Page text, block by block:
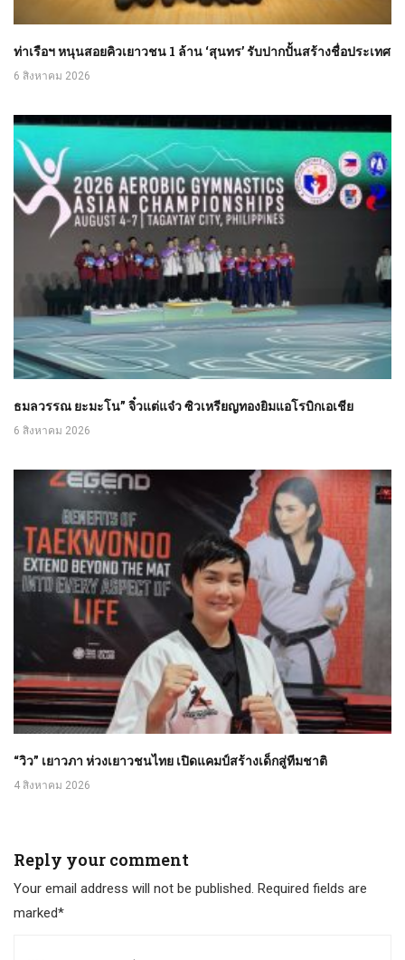
ท่าเรือฯ หนุนสอยคิวเยาวชน 1 ล้าน ‘สุนทร’ รับปากปั้นสร้างชื่อประเทศ
6 สิงหาคม 2026
ธมลวรรณ ยะมะโน” จิ๋วแต่แจ๋ว ซิวเหรียญทองยิมแอโรบิกเอเชีย
6 สิงหาคม 2026
“วิว” เยาวภา ห่วงเยาวชนไทย เปิดแคมป์สร้างเด็กสู่ทีมชาติ
4 สิงหาคม 2026
Reply your comment
Your email address will not be published. Required fields are
marked*